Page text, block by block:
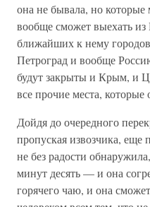
она не бывала, но которые
вообще сможет выехать
ближайших к нему
Петроград и вообще
будут закрыты и Крым, и
все прочие места,
Дойдя до очередного
пропуская извозчика, еще
не без радости
минут десять — и она
горячего чаю, и она